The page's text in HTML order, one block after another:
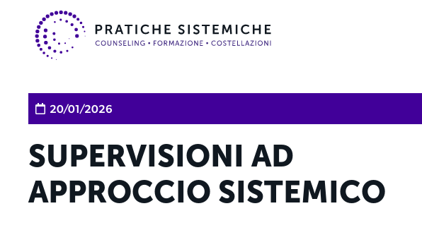
20/01/2026
SUPERVISIONI AD
APPROCCIO SISTEMICO